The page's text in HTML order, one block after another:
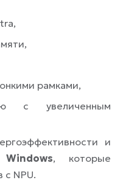
рамками,
с увеличенным
и
, которые
NPU.